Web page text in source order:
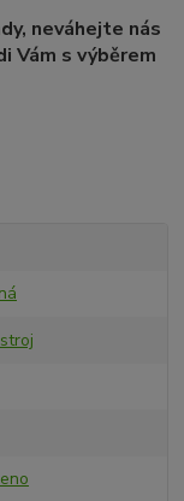
neváhejte nás
Vám s výběrem